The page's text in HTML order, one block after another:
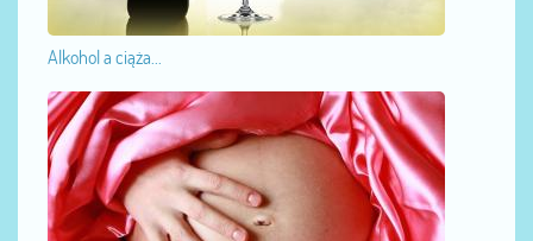
Alkohol a ciąża...